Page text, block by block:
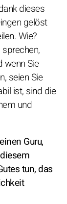
dieses
gelöst
Wie?
wenn Sie
seien Sie
ist, sind die
und
Guru,
tun, das